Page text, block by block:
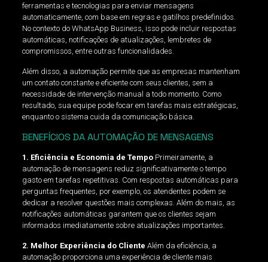
ferramentas e tecnologias para enviar mensagens
automaticamente, com base em regras e gatilhos predefinidos.
No contexto do WhatsApp Business, isso pode incluir respostas
automáticas, notificações de atualizações, lembretes de
compromissos, entre outras funcionalidades.
Além disso, a automação permite que as empresas mantenham
um contato constante e eficiente com seus clientes, sem a
necessidade de intervenção manual a todo momento. Como
resultado, sua equipe pode focar em tarefas mais estratégicas,
enquanto o sistema cuida da comunicação básica.
BENEFÍCIOS DA AUTOMAÇÃO DE MENSAGENS
1. Eficiência e Economia de TempoPrimeiramente, a
automação de mensagens reduz significativamente o tempo
gasto em tarefas repetitivas. Com respostas automáticas para
perguntas frequentes, por exemplo, os atendentes podem se
dedicar a resolver questões mais complexas. Além do mais, as
notificações automáticas garantem que os clientes sejam
informados imediatamente sobre atualizações importantes.
2. Melhor Experiência do Cliente Além da eficiência, a
automação proporciona uma experiência de cliente mais